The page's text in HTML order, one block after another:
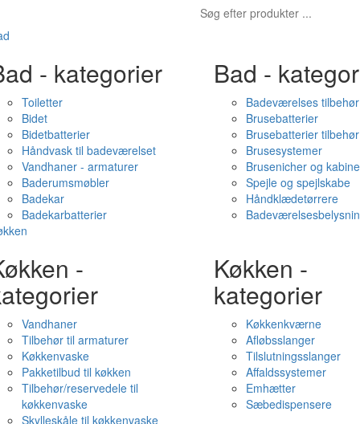
- kategorier
Toiletter
Bidet
Bidetbatterier
Håndvask til badeværelset
Vandhaner - armaturer
Baderumsmøbler
Badekar
Badekarbatterier
Bad -
Badeværelses tilbehør
Brusebatterier
Brusebatterier tilbehør
Brusesystemer
Brusenicher og
Spejle og spejlskabe
Håndklædetørrere
-
Vandhaner
Tilbehør til armaturer
Køkkenvaske
Pakketilbud til køkken
Tilbehør/reservedele til
køkkenvaske
Skylleskåle til køkkenvaske
Køkken -
kategorier
Køkkenkværne
Afløbsslanger
Tilslutningsslanger
Affaldssystemer
Emhætter
Sæbedispensere